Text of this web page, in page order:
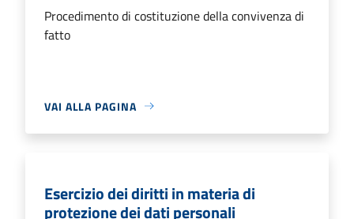
Procedimento di costituzione della convivenza di
fatto
VAI ALLA PAGINA
Esercizio dei diritti in materia di
protezione dei dati personali